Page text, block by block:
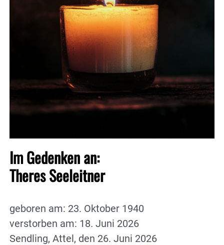
Im Gedenken an:
Theres Seeleitner
geboren am: 23. Oktober 1940
verstorben am: 18. Juni 2026
Sendling, Attel, den 26. Juni 2026